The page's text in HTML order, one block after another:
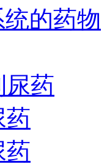
的药物
尿药
药
药